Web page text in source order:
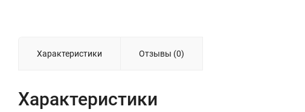
Характеристики Отзывы (0)
Характеристики